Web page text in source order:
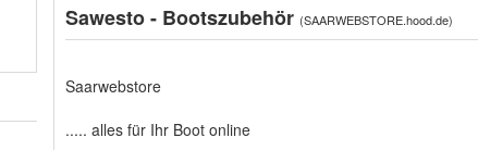
Sawesto - Bootszubehör (SAARWEBSTORE.hood.de)
Saarwebstore
..... alles für Ihr Boot online